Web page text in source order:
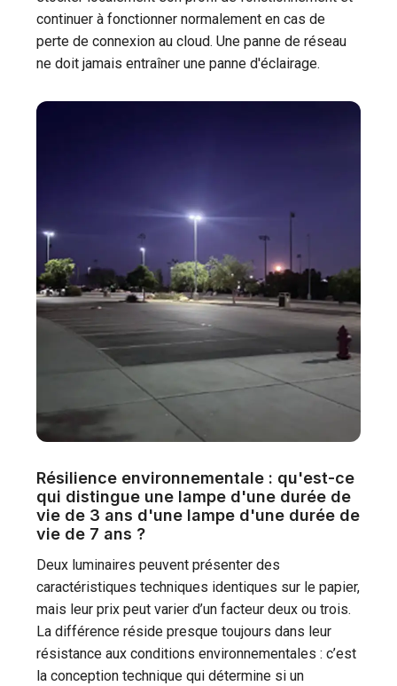
continuer à fonctionner normalement en cas de
perte de connexion au cloud. Une panne de réseau
ne doit jamais entraîner une panne d'éclairage.
Résilience environnementale : qu'est-ce
qui distingue une lampe d'une durée de
vie de 3 ans d'une lampe d'une durée de
vie de 7 ans ?
Deux luminaires peuvent présenter des
caractéristiques techniques identiques sur le papier,
mais leur prix peut varier d’un facteur deux ou trois.
La différence réside presque toujours dans leur
résistance aux conditions environnementales : c’est
la conception technique qui détermine si un